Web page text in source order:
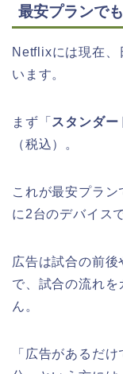
最安プランで
Netflixには現在、
います。
まず「 スタンダ
（税込）。
これが最安プラ
に2台のデバイス
広告は試合の前
で、試合の流れ
ん。
「広告があるだ